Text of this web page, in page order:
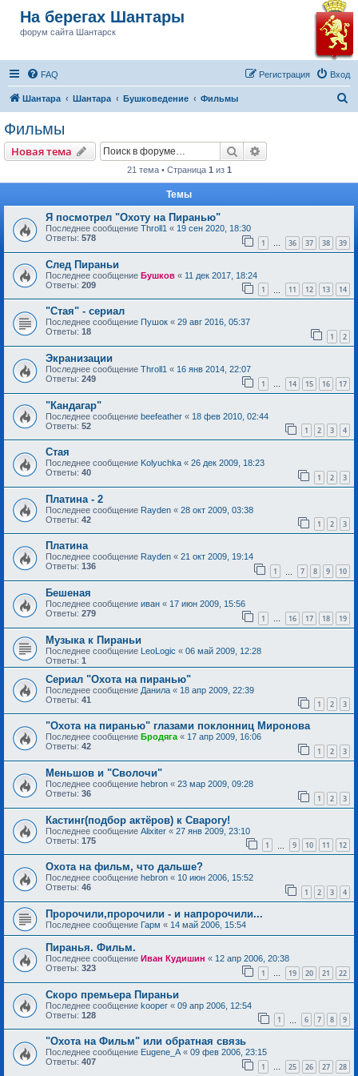
На берегах Шантары
форум сайта Шантарск
FAQ Вход
Регистрация
Шантара Шантара Бушковедение Фильмы
Фильмы
Новая тема Поиск
21 тема • Страница 1 из 1
Темы
Я посмотрел "Охоту на Пиранью"
Последнее сообщение Throll1 « 19 сен 2020, 18:30
Ответы: 578 1 … 36 37 38 39
След Пираньи
Последнее сообщение Бушков « 11 дек 2017, 18:24
Ответы: 209 1 11 12 13 14
"Стая" - сериал
Последнее сообщение Пушок « 29 авг 2016, 05:37
Ответы: 18 1 2
Экранизации
Последнее сообщение Throll1 « 16 янв 2014, 22:07
Ответы: 249 1 … 14 15 16 17
"Кандагар"
Последнее сообщение beefeather « 18 фев 2010, 02:44
Ответы: 52 1 2 3 4
Стая
Последнее сообщение Kolyuchka « 26 дек 2009, 18:23
Ответы: 40 1 2 3
Платина - 2
Последнее сообщение Rayden « 28 окт 2009, 03:38
Ответы: 42 1 2 3
Платина
Последнее сообщение Rayden « 21 окт 2009, 19:14
Ответы: 136 1 7 8 9 10
Бешеная
Последнее сообщение иван « 17 июн 2009, 15:56
Ответы: 279 1 … 16 17 18 19
Музыка к Пираньи
Последнее сообщение LeoLogic « 06 май 2009, 12:28
Ответы: 1
Сериал "Охота на пиранью"
Последнее сообщение Данила « 18 апр 2009, 22:39
Ответы: 41 1 2 3
"Охота на пиранью" глазами поклонниц Миронова
Последнее сообщение Бродяга« 17 апр 2009, 16:06
Ответы: 42 1 2 3
Меньшов и "Сволочи"
Последнее сообщение hebron « 23 мар 2009, 09:28
Ответы: 36 1 2 3
Кастинг(подбор актёров) к Сварогу!
Последнее сообщение Alixiter « 27 янв 2009, 23:10
Ответы: 175 1 9 10 11 12
Охота на фильм, что дальше?
Последнее сообщение hebron « 10 июн 2006, 15:52
Ответы: 46 1 2 3 4
Пророчили,пророчили - и напророчили...
Последнее сообщение Гарм « 14 май 2006, 15:54
Пиранья. Фильм.
Последнее сообщение Иван Кудишин « 12 апр 2006, 20:38
Ответы: 323 1 … 19 20 21 22
Скоро премьера Пираньи
Последнее сообщение kooper « 09 апр 2006, 12:54
Ответы: 128 1 6 7 8 9
"Охота на Фильм" или обратная связь
Последнее сообщение Eugene_A « 09 фев 2006, 23:15
Ответы: 407 1 … 25 26 27 28